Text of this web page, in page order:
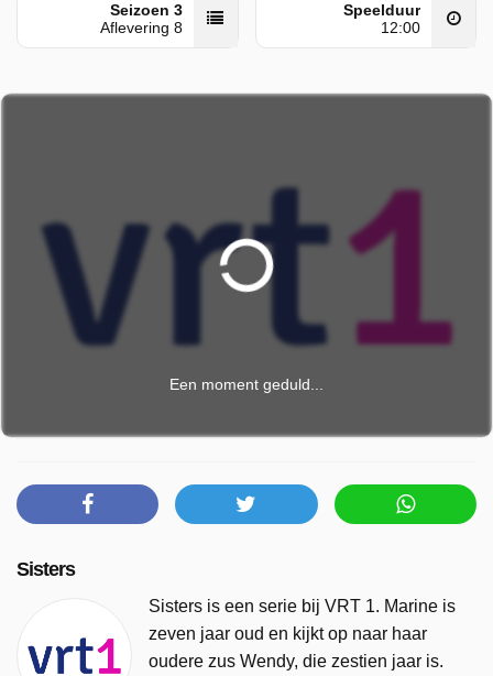
Seizoen 3
Aflevering 8
Speelduur
12:00
Een moment geduld...
Sisters
Sisters is een serie bij VRT 1. Marine is
zeven jaar oud en kijkt op naar haar
oudere zus Wendy, die zestien jaar is.